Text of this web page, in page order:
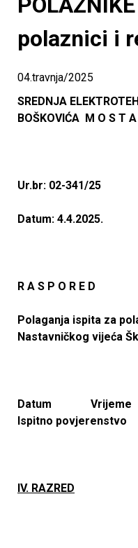
e
n
i
k
a
k
o
a
R
đ
polaznici i
04.travnja/2025
SREDNJA
BOŠKOVIĆA M O S T A
Ur.br: 02-341/25
Datum: 4.4.2025.
R A S P O R E D
Polaganja ispita za
Nastavničkog vijeća
Datum
Ispitno
IV. RAZRED